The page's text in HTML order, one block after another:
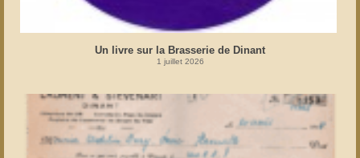
Un livre sur la Brasserie de Dinant
1 juillet 2026